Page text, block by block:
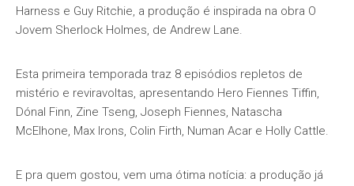
Harness e Guy Ritchie, a produção é inspirada na obra O
Jovem Sherlock Holmes, de Andrew Lane.
Esta primeira temporada traz 8 episódios repletos de
mistério e reviravoltas, apresentando Hero Fiennes Tiffin,
Dónal Finn, Zine Tseng, Joseph Fiennes, Natascha
McElhone, Max Irons, Colin Firth, Numan Acar e Holly Cattle.
E pra quem gostou, vem uma ótima notícia: a produção já